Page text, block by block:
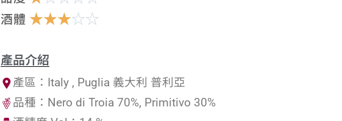
酒體 ☆☆☆☆☆
產品介紹
產區：Italy , Puglia 義大利 普利亞
品種：Nero di Troia 70%, Primitivo 30%